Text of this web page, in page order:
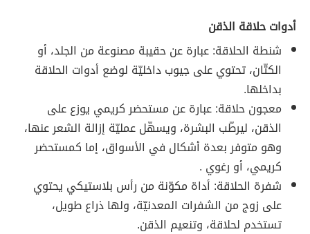
أدوات حلاقة الذقن
شنطة الحلاقة: عبارة عن حقيبة مصنوعة من الجلد، أو
الكتّان، تحتوي على جيوب داخليّة لوضع أدوات الحلاقة
بداخلها.
معجون حلاقة: عبارة عن مستحضر كريمي يوزع على
الذقن، ليرطّب البشرة، ويسهّل عمليّة إزالة الشعر عنها،
وهو متوفر بعدة أشكال في الأسواق، إما كمستحضر
كريمي، أو رغوي .
شفرة الحلاقة: أداة مكوّنة من رأس بلاستيكي يحتوي
على زوج من الشفرات المعدنيّة، ولها ذراع طويل،
تستخدم لحلاقة، وتنعيم الذقن.